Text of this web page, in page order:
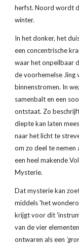
herfst. Noord wordt
winter.
In het donker, het
een concentrische
waar het onpeilbaar
de voorhemelse Jing
binnenstromen. In
samenbalt en een
ontstaat. Zo
diepte kan laten
naar het licht te
om zo deel te nemen
een heel makende
Mysterie.
Dat mysterie kan
middels 'het
krijgt voor dit
van de vier
ontwaren als een